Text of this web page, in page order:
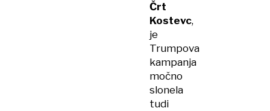
Črt
Kostevc,
je
Trumpova
kampanja
močno
slonela
tudi